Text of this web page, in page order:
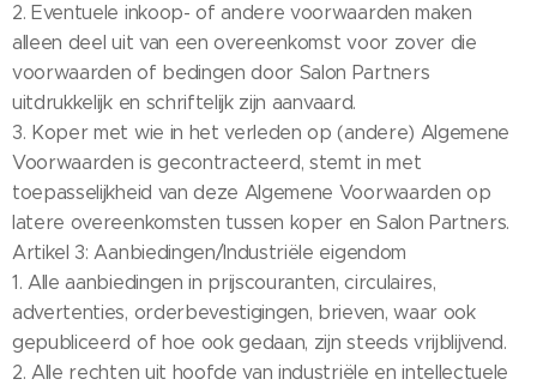
2. Eventuele inkoop- of andere voorwaarden maken
alleen deel uit van een overeenkomst voor zover die
voorwaarden of bedingen door Salon Partners
uitdrukkelijk en schriftelijk zijn aanvaard.
3. Koper met wie in het verleden op (andere) Algemene
Voorwaarden is gecontracteerd, stemt in met
toepasselijkheid van deze Algemene Voorwaarden op
latere overeenkomsten tussen koper en Salon Partners.
Artikel 3: Aanbiedingen/Industriële eigendom
1. Alle aanbiedingen in prijscouranten, circulaires,
advertenties, orderbevestigingen, brieven, waar ook
gepubliceerd of hoe ook gedaan, zijn steeds vrijblijvend.
2. Alle rechten uit hoofde van industriële en intellectuele